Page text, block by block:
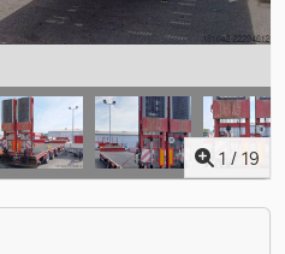
1 / 19